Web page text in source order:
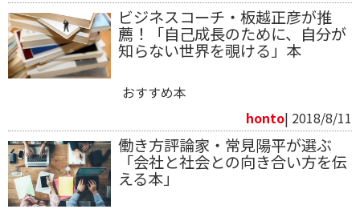
ビジネスコーチ・板越正彦が推
薦！「自己成長のために、自分が
知らない世界を覗ける」本
おすすめ本
honto| 2018/8/11
働き方評論家・常見陽平が選ぶ
「会社と社会との向き合い方を伝
える本」